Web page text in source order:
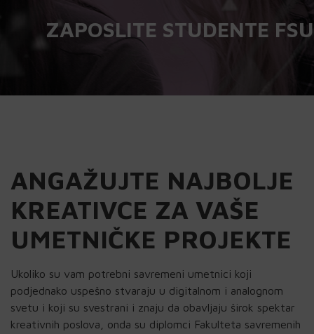
ZAPOSLITE STUDENTE FSU
ANGAŽUJTE NAJBOLJE
KREATIVCE ZA VAŠE
UMETNIČKE PROJEKTE
Ukoliko su vam potrebni savremeni umetnici koji
podjednako uspešno stvaraju u digitalnom i analognom
svetu i koji su svestrani i znaju da obavljaju širok spektar
kreativnih poslova, onda su diplomci Fakulteta savremenih